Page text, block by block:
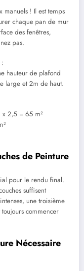
manuels ! Il est temps
chaque pan de mur
des fenêtres,
pas.
hauteur de plafond
large et 2m de haut.
x 2,5 = 65 m²
de Peinture
pour le rendu final.
suffisent
une troisième
commencer
Nécessaire